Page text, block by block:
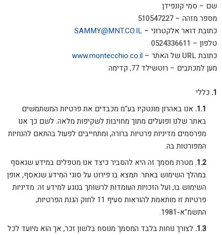
שם – סמי קונפידן
מספר מזהה – 510547227
כתובת דואר אלקטרוני – SAMMY@MNT.CO.IL
טלפון – 0524336611
כתובת URL של האתר –
www.montecchio.co.il
מען למכתבים – רוטשילד 77, קדימה
כללי
אנו באהרון מונטקיו בע"מ מכבדים את פרטיות המשתמשים
באתר שלנו ופועלים מתוך מחויבות לשקיפות מלאה. לשם כך אנו
מפרסמים מדיניות פרטיות ברורה, ומתחייבים לפעול בהתאם להנחיות
המפורטות בה.
מטרת מסמך זה היא להסביר כיצד אנו מטפלים במידע שנאסף
במהלך השימוש באתר. תמצא בו פירוט על סוגי המידע שנאסף, אופן
השימוש בו, ועל הזכויות העומדות לרשותך בנוגע למידע זה. מדיניות
פרטיות זו מותאמת להוראות סעיף 11 לחוק הגנת הפרטיות,
התשמ"א-1981.
לצורך נוחות בלבד המסמך מנוסח בלשון זכר, אך הוא מיועד לכל